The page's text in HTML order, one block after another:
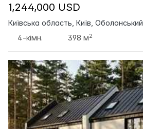
1,244,000 USD
Київська область, Київ, Оболонський
4-кімн.
398 м2